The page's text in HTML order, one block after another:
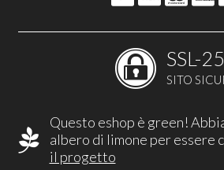
SSL-
SITO
Questo eshop è green!
albero di limone per essere
il progetto